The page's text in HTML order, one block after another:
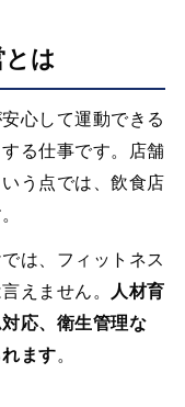
は
心して運動できる
る仕事です。店舗
う点では、飲食店
は、フィットネス
えません。
人材育
応、衛生管理な
ます。